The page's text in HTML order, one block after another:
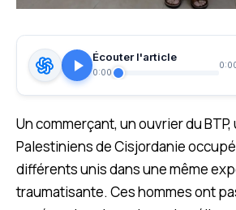
Écouter l'article
0:00
Un commerçant, un ouvrier du
Palestiniens de Cisjordanie
différents unis dans une même
traumatisante. Ces hommes ont